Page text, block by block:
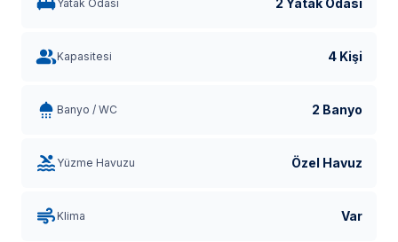
Yatak Odası 2 Yatak Odası
Kapasitesi 4 Kişi
Banyo / WC 2 Banyo
Yüzme Havuzu Özel Havuz
Klima Var